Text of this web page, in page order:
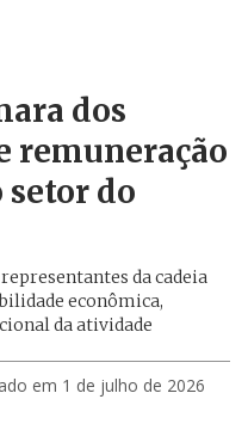
dos
remuneração
setor do
da cadeia
econômica,
da atividade
em 1 de julho de 2026